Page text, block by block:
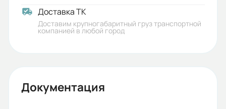
Доставка ТК
Доставим крупногабаритный груз транспортной
компанией в любой город
Документация